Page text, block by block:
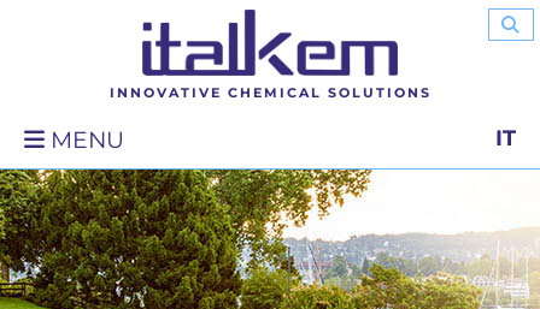
INNOVATIVE CHEMICAL SOLUTIONS
MENU IT